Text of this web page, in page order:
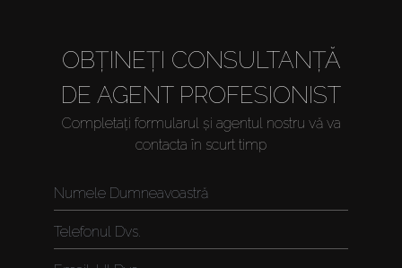
Cumpărați
Închiriați
OBȚINEȚI CONSULTANȚĂ
DE AGENT PROFESIONIST
Completați formularul și agentul nostru vă va
contacta în scurt timp